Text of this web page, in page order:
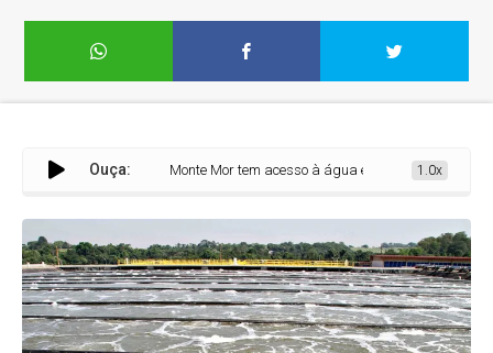
Ouça: Monte Mor tem acesso à água e tratamento de
1.0x